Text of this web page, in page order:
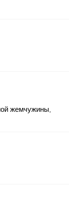
жемчужины,